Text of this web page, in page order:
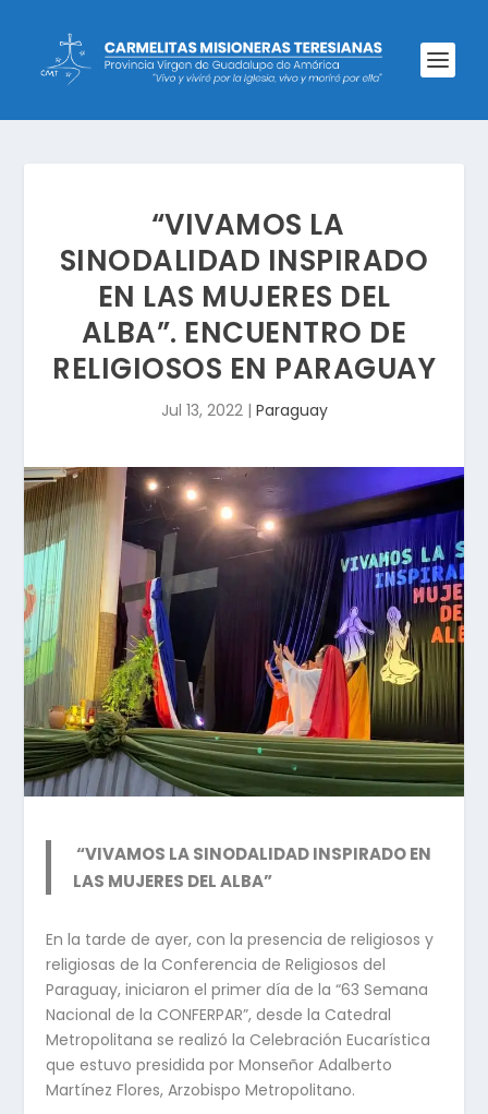
“VIVAMOS LA
SINODALIDAD INSPIRADO
EN LAS MUJERES DEL
ALBA”. ENCUENTRO DE
RELIGIOSOS EN PARAGUAY
Jul 13, 2022| Paraguay
“VIVAMOS LA SINODALIDAD INSPIRADO EN
LAS MUJERES DEL ALBA”
En la tarde de ayer, con la presencia de religiosos y
religiosas de la Conferencia de Religiosos del
Paraguay, iniciaron el primer día de la “63 Semana
Nacional de la CONFERPAR”, desde la Catedral
Metropolitana se realizó la Celebración Eucarística
que estuvo presidida por Monseñor Adalberto
Martínez Flores, Arzobispo Metropolitano.